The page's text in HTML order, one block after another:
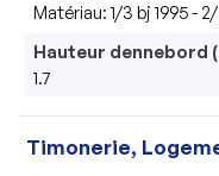
Matériau: 1/3 bj 1995 -
Hauteur dennebord
1.7
Timonerie,